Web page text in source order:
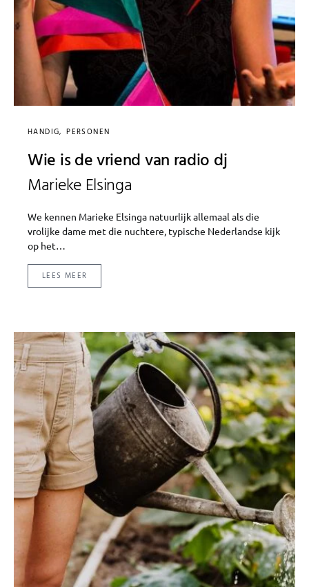
HANDIG PERSONEN
Wie is de vriend van radio dj
Marieke Elsinga
We kennen Marieke Elsinga natuurlijk allemaal als die
vrolijke dame met die nuchtere, typische Nederlandse kijk
op het…
LEES MEER